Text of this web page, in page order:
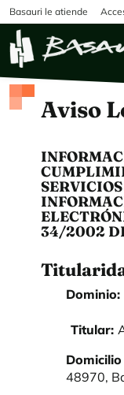
Pasar al contenido
Basauri le atiende
Aviso
34/2002
Dominio:
Titular:
48970,